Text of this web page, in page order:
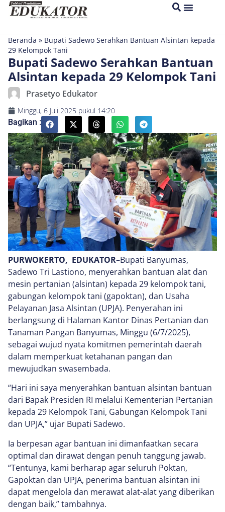
Beranda » Bupati Sadewo Serahkan Bantuan Alsintan kepada
29 Kelompok Tani
Bupati Sadewo Serahkan Bantuan
Alsintan kepada 29 Kelompok Tani
Prasetyo Edukator
Minggu, 6 Juli 2025 pukul 14:20
Bagikan :
PURWOKERTO, EDUKATOR–Bupati Banyumas,
Sadewo Tri Lastiono, menyerahkan bantuan alat dan
mesin pertanian (alsintan) kepada 29 kelompok tani,
gabungan kelompok tani (gapoktan), dan Usaha
Pelayanan Jasa Alsintan (UPJA). Penyerahan ini
berlangsung di Halaman Kantor Dinas Pertanian dan
Tanaman Pangan Banyumas, Minggu (6/7/2025),
sebagai wujud nyata komitmen pemerintah daerah
dalam memperkuat ketahanan pangan dan
mewujudkan swasembada.
“Hari ini saya menyerahkan bantuan alsintan bantuan
dari Bapak Presiden RI melalui Kementerian Pertanian
kepada 29 Kelompok Tani, Gabungan Kelompok Tani
dan UPJA,” ujar Bupati Sadewo.
Ia berpesan agar bantuan ini dimanfaatkan secara
optimal dan dirawat dengan penuh tanggung jawab.
“Tentunya, kami berharap agar seluruh Poktan,
Gapoktan dan UPJA, penerima bantuan alsintan ini
dapat mengelola dan merawat alat-alat yang diberikan
dengan baik,” tambahnya.